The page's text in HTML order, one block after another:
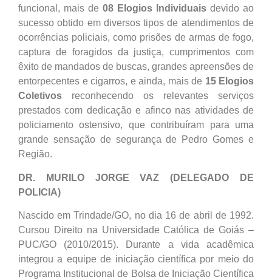
funcional, mais de 08 Elogios Individuais devido ao
sucesso obtido em diversos tipos de atendimentos de
ocorrências policiais, como prisões de armas de fogo,
captura de foragidos da justiça, cumprimentos com
êxito de mandados de buscas, grandes apreensões de
entorpecentes e cigarros, e ainda, mais de 15 Elogios
Coletivos reconhecendo os relevantes serviços
prestados com dedicação e afinco nas atividades de
policiamento ostensivo, que contribuíram para uma
grande sensação de segurança de Pedro Gomes e
Região.
DR. MURILO JORGE VAZ (DELEGADO DE
POLICIA)
Nascido em Trindade/GO, no dia 16 de abril de 1992.
Cursou Direito na Universidade Católica de Goiás –
PUC/GO (2010/2015). Durante a vida acadêmica
integrou a equipe de iniciação científica por meio do
Programa Institucional de Bolsa de Iniciação Científica